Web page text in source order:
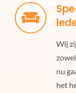
Wij
nu
het